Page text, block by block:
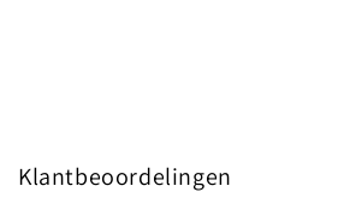
Klantbeoordelingen